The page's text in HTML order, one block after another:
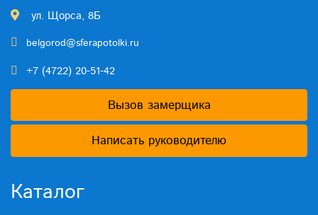
ул. Щорса, 8Б
belgorod@sferapotolki.ru
+7 (4722) 20-51-42
Вызов замерщика
Написать руководителю
Каталог